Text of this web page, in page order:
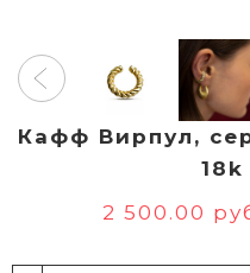
Кафф Вирпул,
18k
2 500.00